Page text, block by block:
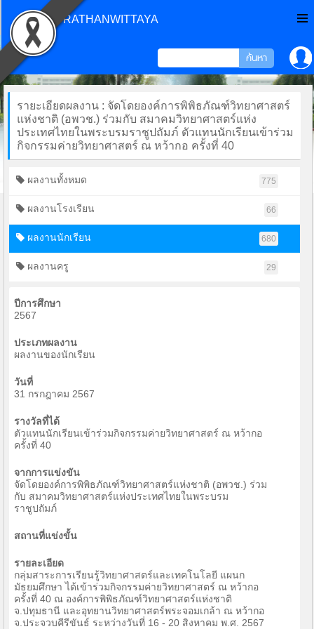
CHONPRATHANWITTAYA
รายะเอียดผลงาน : จัดโดยองค์การพิพิธภัณฑ์วิทยาศาสตร์
แห่งชาติ (อพวช.) ร่วมกับ สมาคมวิทยาศาสตร์แห่ง
ประเทศไทยในพระบรมราชูปถัมภ์ ตัวแทนนักเรียนเข้าร่วม
กิจกรรมค่ายวิทยาศาสตร์ ณ หว้ากอ ครั้งที่ 40
ผลงานทั้งหมด 775
ผลงานโรงเรียน 66
ผลงานนักเรียน 680
ผลงานครู 29
ปีการศึกษา
2567
ประเภทผลงาน
ผลงานของนักเรียน
วันที่
31 กรกฎาคม 2567
รางวัลที่ได้
ตัวแทนนักเรียนเข้าร่วมกิจกรรมค่ายวิทยาศาสตร์ ณ หว้ากอ
ครั้งที่ 40
จากการแข่งขัน
จัดโดยองค์การพิพิธภัณฑ์วิทยาศาสตร์แห่งชาติ (อพวช.) ร่วม
กับ สมาคมวิทยาศาสตร์แห่งประเทศไทยในพระบรม
ราชูปถัมภ์
สถานที่แข่งขั้น
รายละเอียด
กลุ่มสาระการเรียนรู้วิทยาศาสตร์และเทคโนโลยี แผนก
มัธยมศึกษา ได้เข้าร่วมกิจกรรมค่ายวิทยาศาสตร์ ณ หว้ากอ
ครั้งที่ 40 ณ องค์การพิพิธภัณฑ์วิทยาศาสตร์แห่งชาติ
จ.ปทุมธานี และอุทยานวิทยาศาสตร์พระจอมเกล้า ณ หว้ากอ
จ.ประจวบคีรีขันธ์ ระหว่างวันที่ 16 - 20 สิงหาคม พ.ศ. 2567